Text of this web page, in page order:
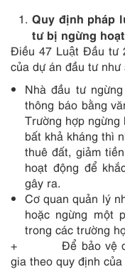
Quy định pháp
tư bị ngừng
Điều 47 Luật Đầu tư
của dự án đầu tư như
Nhà đầu tư
thông báo bằng
Trường hợp
bất khả kháng thì
thuê đất, giảm
hoạt động để
gây ra.
Cơ quan quản lý
hoặc ngừng một
trong các trường
+ Để bảo vệ di
gia theo quy định